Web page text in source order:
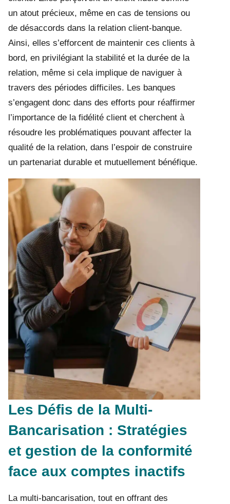
un atout précieux, même en cas de tensions ou
de désaccords dans la relation client-banque.
Ainsi, elles s’efforcent de maintenir ces clients à
bord, en privilégiant la stabilité et la durée de la
relation, même si cela implique de naviguer à
travers des périodes difficiles. Les banques
s’engagent donc dans des efforts pour réaffirmer
l’importance de la fidélité client et cherchent à
résoudre les problématiques pouvant affecter la
qualité de la relation, dans l’espoir de construire
un partenariat durable et mutuellement bénéfique.
Les Défis de la Multi-
Bancarisation : Stratégies
et gestion de la conformité
face aux comptes inactifs
La multi-bancarisation, tout en offrant des